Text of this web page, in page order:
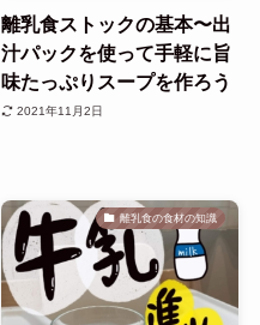
離乳食ストックの基本〜出
汁パックを使って手軽に旨
味たっぷりスープを作ろう
2021年11月2日
離乳食の食材の知識